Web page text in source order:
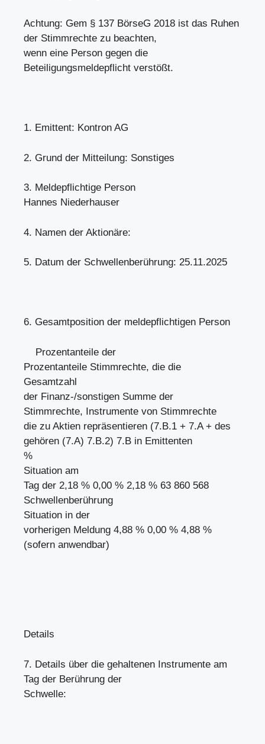
Achtung: Gem § 137 BörseG 2018 ist das Ruhen
der Stimmrechte zu beachten,
wenn eine Person gegen die
Beteiligungsmeldepflicht verstößt.
1. Emittent: Kontron AG
2. Grund der Mitteilung: Sonstiges
3. Meldepflichtige Person
Hannes Niederhauser
4. Namen der Aktionäre:
5. Datum der Schwellenberührung: 25.11.2025
6. Gesamtposition der meldepflichtigen Person
Prozentanteile der
Prozentanteile Stimmrechte, die die
Gesamtzahl
der Finanz-/sonstigen Summe der
Stimmrechte, Instrumente von Stimmrechte
die zu Aktien repräsentieren (7.B.1 + 7.A + des
gehören (7.A) 7.B.2) 7.B in Emittenten
%
Situation am
Tag der 2,18 % 0,00 % 2,18 % 63 860 568
Schwellenberührung
Situation in der
vorherigen Meldung 4,88 % 0,00 % 4,88 %
(sofern anwendbar)
Details
7. Details über die gehaltenen Instrumente am
Tag der Berührung der
Schwelle: